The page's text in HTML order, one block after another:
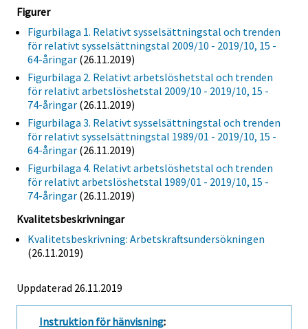
Figurer
Figurbilaga 1. Relativt sysselsättningstal och trenden
för relativt sysselsättningstal 2009/10 - 2019/10, 15 -
64-åringar (26.11.2019)
Figurbilaga 2. Relativt arbetslöshetstal och trenden
för relativt arbetslöshetstal 2009/10 - 2019/10, 15 -
74-åringar (26.11.2019)
Figurbilaga 3. Relativt sysselsättningstal och trenden
för relativt sysselsättningstal 1989/01 - 2019/10, 15 -
64-åringar (26.11.2019)
Figurbilaga 4. Relativt arbetslöshetstal och trenden
för relativt arbetslöshetstal 1989/01 - 2019/10, 15 -
74-åringar (26.11.2019)
Kvalitetsbeskrivningar
Kvalitetsbeskrivning: Arbetskraftsundersökningen
(26.11.2019)
Uppdaterad 26.11.2019
Instruktion för hänvisning: